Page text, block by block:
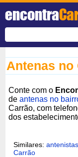
encontra
Antenas no
Conte com o
deantenas no
Carrão, com
dos
Similares:
Carrão